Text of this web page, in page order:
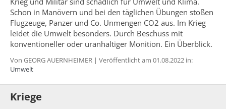
Schon in Manövern und bei den täglichen Übungen stoßen
Flugzeuge, Panzer und Co. Unmengen CO2 aus. Im Krieg
leidet die Umwelt besonders. Durch Beschuss mit
konventioneller oder uranhaltiger Monition. Ein Überblick.
Von GEORG AUERNHEIMER | Veröffentlicht am 01.08.2022 in:
Umwelt
Kriege